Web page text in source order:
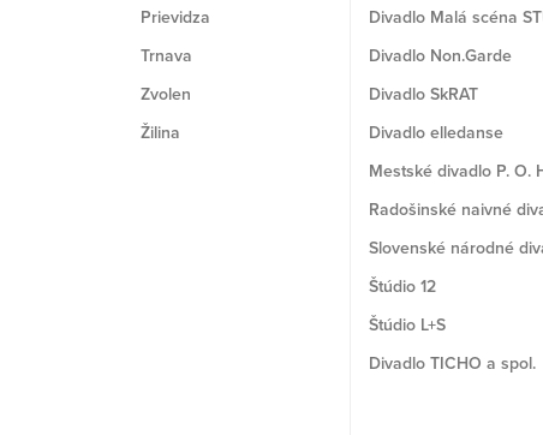
Prievidza
Trnava
Zvolen
Žilina
Divadlo Malá scéna
Divadlo Non.Garde
Divadlo SkRAT
Divadlo elledanse
Mestské divadlo P. O.
Radošinské naivné
Slovenské národné
Štúdio 12
Štúdio L+S
Divadlo TICHO a spol.